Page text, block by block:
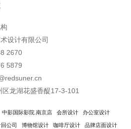
设计有限公司
2670
5879
龙湖花盛香醍17-3-101
中影国际影院.南京店 会所设计 办公室设计
公司 博物馆设计 咖啡厅设计 品牌店面设计